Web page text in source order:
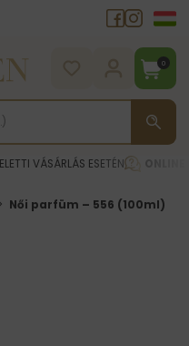
0
VÁSÁRLÁS ESETÉN
> Női parfüm – 556 (100ml)